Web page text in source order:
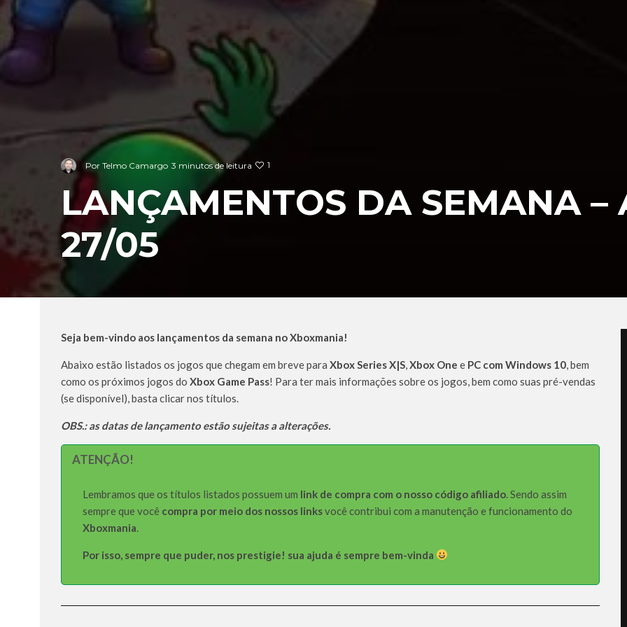
Por Telmo Camargo 3 minutos de leitura 1
LANÇAMENTOS DA SEMANA –
27/05
Seja bem-vindo aos lançamentos da semana no Xboxmania!
Abaixo estão listados os jogos que chegam em breve para Xbox Series X|S,Xbox One e PC com Windows 10, bem
como os próximos jogos do Xbox Game Pass! Para ter mais informações sobre os jogos, bem como suas pré-vendas
(se disponível), basta clicar nos títulos.
OBS.: as datas de lançamento estão sujeitas a alterações.
ATENÇÃO!
Lembramos que os títulos listados possuem um link de compra com o nosso código afiliado. Sendo assim
sempre que você compra por meio dos nossos linksvocê contribui com a manutenção e funcionamento do
Xboxmania.
Por isso, sempre que puder, nos prestigie! sua ajuda é sempre bem-vinda